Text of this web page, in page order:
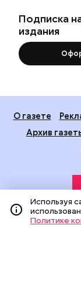
Подписка
издания
О газете
Архив
Издание
средств
На сайте
Используя
Политике